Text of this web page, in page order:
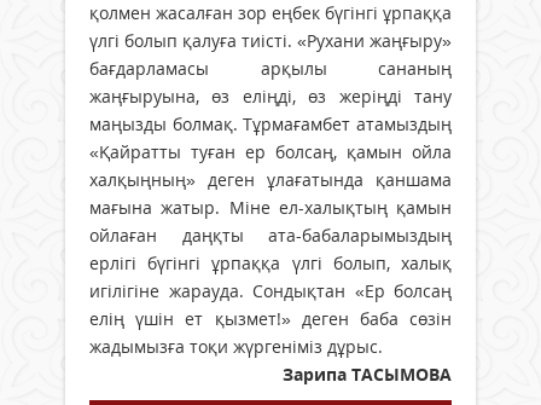
қолмен жасалған зор еңбек бүгінгі ұрпаққа
үлгі болып қалуға тиісті. «Рухани жаңғыру»
бағдарламасы арқылы сананың
жаңғыруына, өз еліңді, өз жеріңді тану
маңызды болмақ. Тұрмағамбет атамыздың
«Қайратты туған ер болсаң, қамын ойла
халқыңның» деген ұлағатында қаншама
мағына жатыр. Міне ел-халықтың қамын
ойлаған даңқты ата-бабаларымыздың
ерлігі бүгінгі ұрпаққа үлгі болып, халық
игілігіне жарауда. Сондықтан «Ер болсаң
елің үшін ет қызмет!» деген баба сөзін
жадымызға тоқи жүргеніміз дұрыс.
Зарипа ТАСЫМОВА